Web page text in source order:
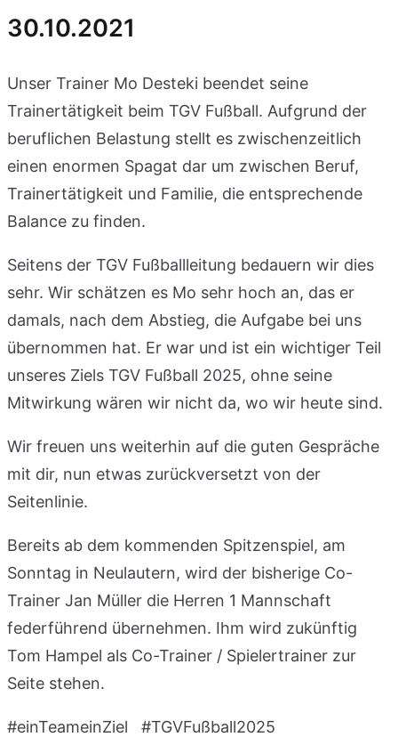
30.10.2021
Unser Trainer Mo Desteki beendet seine
Trainertätigkeit beim TGV Fußball. Aufgrund der
beruflichen Belastung stellt es zwischenzeitlich
einen enormen Spagat dar um zwischen Beruf,
Trainertätigkeit und Familie, die entsprechende
Balance zu finden.
Seitens der TGV Fußballleitung bedauern wir dies
sehr. Wir schätzen es Mo sehr hoch an, das er
damals, nach dem Abstieg, die Aufgabe bei uns
übernommen hat. Er war und ist ein wichtiger Teil
unseres Ziels TGV Fußball 2025, ohne seine
Mitwirkung wären wir nicht da, wo wir heute sind.
Wir freuen uns weiterhin auf die guten Gespräche
mit dir, nun etwas zurückversetzt von der
Seitenlinie.
Bereits ab dem kommenden Spitzenspiel, am
Sonntag in Neulautern, wird der bisherige Co-
Trainer Jan Müller die Herren 1 Mannschaft
federführend übernehmen. Ihm wird zukünftig
Tom Hampel als Co-Trainer / Spielertrainer zur
Seite stehen.
#einTeameinZiel #TGVFußball2025